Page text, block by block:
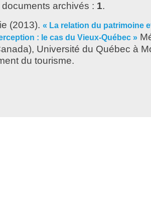
archivés : 1.
(2013). « La relation du patrimoine
: le cas du Vieux-Québec »
Université du Québec à
du tourisme.